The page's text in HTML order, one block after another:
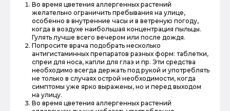
Во время цветения аллергенных растений
желательно ограничить пребывания на улице,
особенно в внутренние часы и в ветреную погоду,
когда в воздухе наибольшая концентрация пыльцы.
Гулять лучше всего вечером или после дождя.
Попросите врача подобрать несколько
антигистаминных препаратов разных форм: таблетки,
спреи для носа, капли для глаз и пр. Эти средства
необходимо всегда держать под рукой и употреблять
не только в случаях острой необходимости, когда
симптомы уже ярко выражены, но и перед выходом
на улицу.
Во время цветения аллергенных растений